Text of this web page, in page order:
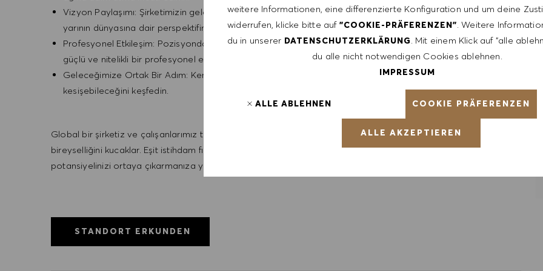
weitere Informationen, eine differenzierte Konfiguration und um deine
widerrufen, klicke bitte auf "COOKIE-PRÄFERENZEN" . Weitere
du in unserer DATENSCHUTZERKLÄRUNG . Mit einem Klick auf "alle
du alle nicht notwendigen Cookies ablehnen.
IMPRESSUM
COOKIE PRÄFERENZEN
ALLE ABLEHNEN
ALLE AKZEPTIEREN
Vizyon Paylaşımı: Şirketimizin geleceğine yön veren liderlerle tanışırken; kendi hikayenizi, tutkunuzu ve
yarının dünyasına dair perspektifinizi paylaşın.
Profesyonel Etkileşim: Pozisyondan bağımsız bilgi paylaşımının ve olası kurumsal iş birliklerinin doğduğu,
güçlü ve nitelikli bir profesyonel etkileşim ortamı.
Geleceğimize Ortak Bir Adım: Kendi kariyer yolculuğunuzun, HUGO BOSS İzmir’in güçlü hikayesiyle nasıl
kesişebileceğini keşfedin.
Global bir şirketiz ve çalışanlarımız tüm dünyayı temsil ediyor. Kapsayıcı kültürümüz, her bireyin özgünlüğünü ve
bireyselliğini kucaklar. Eşit istihdam fırsatı yaratmayı taahhüt ediyoruz.Adil çalışma ortamımızın tüm
potansiyelinizi ortaya çıkarmanıza yardımcı olacağına ve gelişiminize ilham vereceğine inanıyoruz.
STANDORT ERKUNDEN